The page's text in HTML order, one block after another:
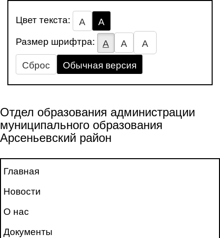
Цвет текста: А
А
Размер шрифтра:
А А
А
Сброс
Обычная версия
Отдел образования администрации
муниципального образования
Арсеньевский район
Главная
Новости
О нас
Документы